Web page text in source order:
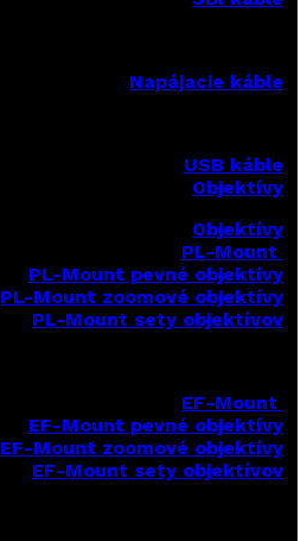
Napájacie káble
USB káble
Objektívy
Objektívy
PL-Mount
PL-Mount pevné objektívy
PL-Mount zoomové objektívy
PL-Mount sety objektívov
EF-Mount
EF-Mount pevné objektívy
EF-Mount zoomové objektívy
EF-Mount sety objektívov